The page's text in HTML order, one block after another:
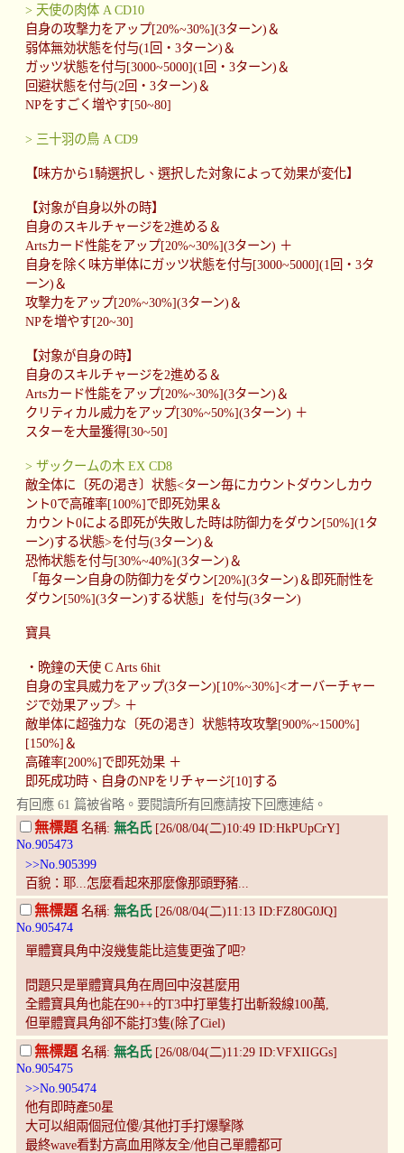
> 天使の肉体 A CD10
自身の攻撃力をアップ[20%~30%](3ターン)＆
弱体無効状態を付与(1回・3ターン)＆
ガッツ状態を付与[3000~5000](1回・3ターン)＆
回避状態を付与(2回・3ターン)＆
NPをすごく増やす[50~80]
> 三十羽の鳥 A CD9
【味方から1騎選択し、選択した対象によって効果が変化】
【対象が自身以外の時】
自身のスキルチャージを2進める＆
Artsカード性能をアップ[20%~30%](3ターン) ＋
自身を除く味方単体にガッツ状態を付与[3000~5000](1回・3タ
ーン)＆
攻撃力をアップ[20%~30%](3ターン)＆
NPを増やす[20~30]
【対象が自身の時】
自身のスキルチャージを2進める＆
Artsカード性能をアップ[20%~30%](3ターン)＆
クリティカル威力をアップ[30%~50%](3ターン) ＋
スターを大量獲得[30~50]
> ザックームの木 EX CD8
敵全体に〔死の渇き〕状態<ターン毎にカウントダウンしカウ
ント0で高確率[100%]で即死効果＆
カウント0による即死が失敗した時は防御力をダウン[50%](1タ
ーン)する状態>を付与(3ターン)＆
恐怖状態を付与[30%~40%](3ターン)＆
「毎ターン自身の防御力をダウン[20%](3ターン)＆即死耐性を
ダウン[50%](3ターン)する状態」を付与(3ターン)
寶具
・晩鐘の天使 C Arts 6hit
自身の宝具威力をアップ(3ターン)[10%~30%]<オーバーチャー
ジで効果アップ> ＋
敵単体に超強力な〔死の渇き〕状態特攻攻撃[900%~1500%]
[150%]＆
高確率[200%]で即死効果 ＋
即死成功時、自身のNPをリチャージ[10]する
有回應 61 篇被省略。要閱讀所有回應請按下回應連結。
無標題 名稱: 無名氏[26/08/04(二)10:49 ID:HkPUpCrY]
No.905473
>>No.905399
百貌：耶...怎麼看起來那麼像那頭野豬...
無標題名稱: 無名氏[26/08/04(二)11:13 ID:FZ80G0JQ]
No.905474
單體寶具角中沒幾隻能比這隻更強了吧?
問題只是單體寶具角在周回中沒甚麼用
全體寶具角也能在90++的T3中打單隻打出斬殺線100萬,
但單體寶具角卻不能打3隻(除了Ciel)
無標題 名稱: 無名氏[26/08/04(二)11:29 ID:VFXIIGGs]
No.905475
>>No.905474
他有即時產50星
大可以組兩個冠位傻/其他打手打爆擊隊
最終wave看對方高血用隊友全/他自己單體都可